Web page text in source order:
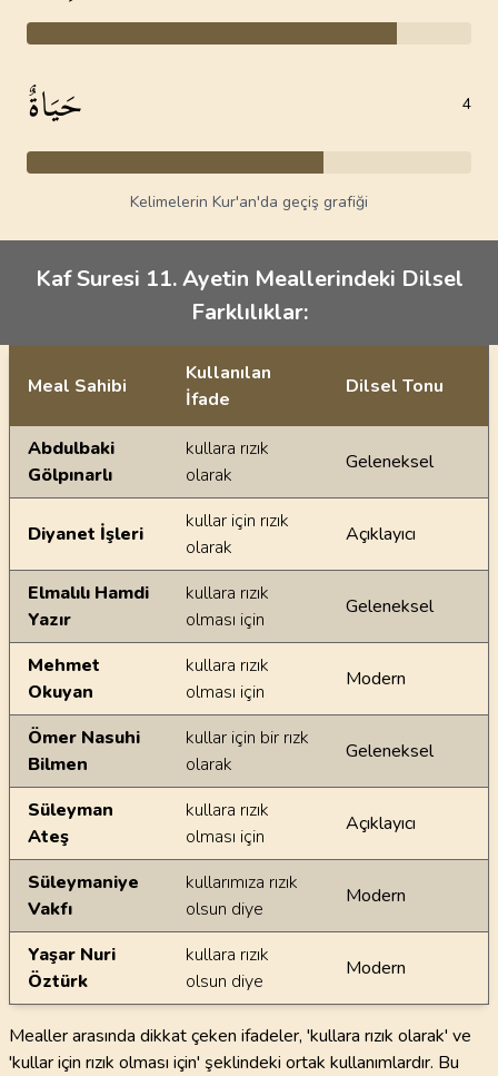
حَيَاةٌ
4
Kelimelerin Kur'an'da geçiş grafiği
Kaf Suresi 11. Ayetin Meallerindeki Dilsel
Farklılıklar:
Ayetin meallerindeki dilsel farklılıklar
Meal Sahibi
Kullanılan
İfade
Dilsel Tonu
Abdulbaki
Gölpınarlı
kullara rızık
olarak
Geleneksel
Diyanet İşleri
kullar için rızık
olarak
Açıklayıcı
Elmalılı Hamdi
Yazır
kullara rızık
olması için
Geleneksel
Mehmet
Okuyan
kullara rızık
olması için
Modern
Ömer Nasuhi
Bilmen
kullar için bir rızk
olarak
Geleneksel
Süleyman
Ateş
kullara rızık
olması için
Açıklayıcı
Süleymaniye
Vakfı
kullarımıza rızık
olsun diye
Modern
Yaşar Nuri
Öztürk
kullara rızık
olsun diye
Modern
Mealler arasında dikkat çeken ifadeler, 'kullara rızık olarak' ve
'kullar için rızık olması için' şeklindeki ortak kullanımlardır. Bu